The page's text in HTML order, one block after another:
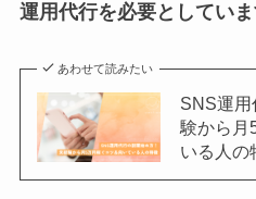
運用代行を必要としていま
あわせて読みたい
SNS運用
験から月
いる人の